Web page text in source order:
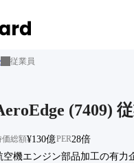
従業員
(7409)
価総額¥130億PER28倍
空機エンジン部品加工の有力